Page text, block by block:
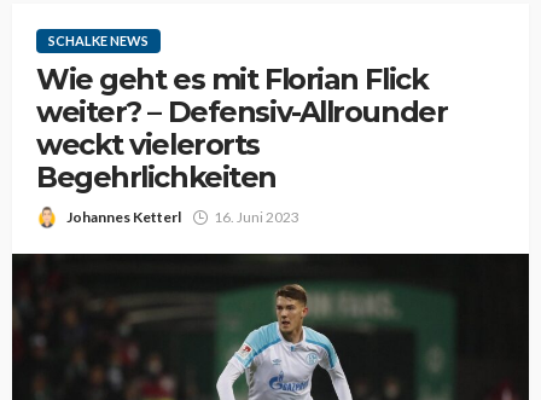
SCHALKE NEWS
Wie geht es mit Florian Flick
weiter? – Defensiv-Allrounder
weckt vielerorts
Begehrlichkeiten
Johannes Ketterl 16. Juni 2023